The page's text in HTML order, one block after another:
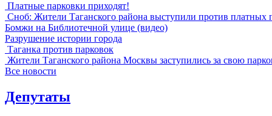
Платные парковки приходят!
Сноб: Жители Таганского района выступили против платных
Бомжи на Библиотечной улице (видео)
Разрушение истории города
Таганка против парковок
Жители Таганского района Москвы заступились за свою
Все новости
Депутаты